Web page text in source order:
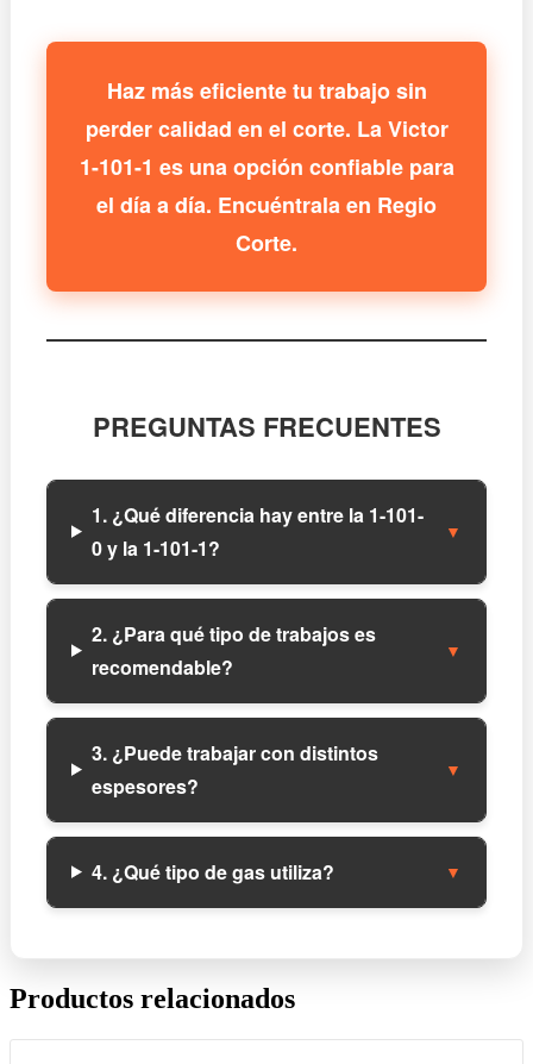
Haz más eficiente tu trabajo sin
perder calidad en el corte. La Victor
1-101-1 es una opción confiable para
el día a día. Encuéntrala en Regio
Corte.
PREGUNTAS FRECUENTES
1. ¿Qué diferencia hay entre la 1-101-
0 y la 1-101-1?
▼
2. ¿Para qué tipo de trabajos es
recomendable?
▼
3. ¿Puede trabajar con distintos
espesores?
▼
4. ¿Qué tipo de gas utiliza? ▼
Productos relacionados